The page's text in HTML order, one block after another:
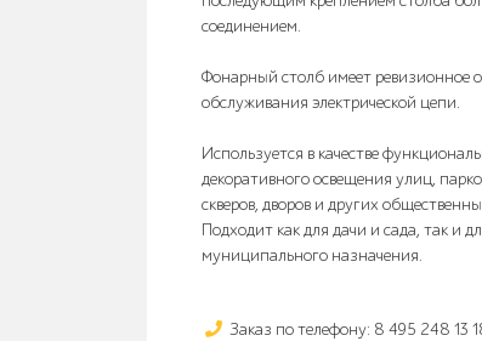
соединением.
Фонарный столб имеет ревизионное
обслуживания электрической цепи.
Используется в качестве
декоративного освещения улиц,
скверов, дворов и других
Подходит как для дачи и сада, так и
муниципального назначения.
Заказ по телефону: 8 495 248 13